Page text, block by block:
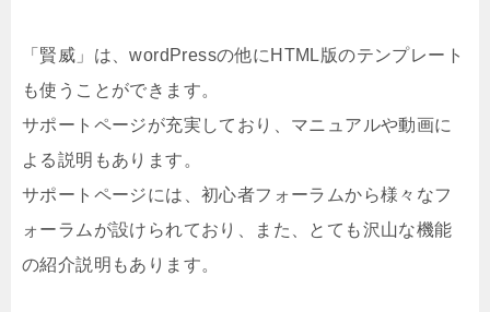
「賢威」は、wordPressの他にHTML版のテンプレート
も使うことができます。
サポートページが充実しており、マニュアルや動画に
よる説明もあります。
サポートページには、初心者フォーラムから様々なフ
ォーラムが設けられており、また、とても沢山な機能
の紹介説明もあります。